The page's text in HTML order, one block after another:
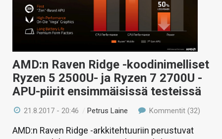
AMD:n Raven Ridge -koodinimelliset
Ryzen 5 2500U- ja Ryzen 7 2700U -
APU-piirit ensimmäisissä testeissä
21.8.2017 - 20:46 /Petrus Laine Kommentit (32)
AMD:n Raven Ridge -arkkitehtuuriin perustuvat